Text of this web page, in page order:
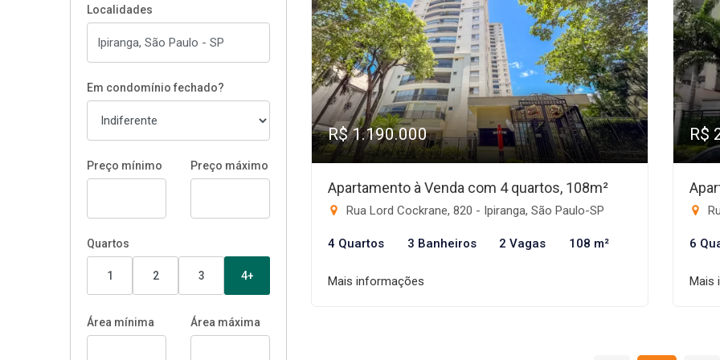
Localidades
Em condomínio fechado?
Preço mínimo Preço máximo
Quartos
1 2 3 4+
Área mínima Área máxima
R$ 1.190.000
Apartamento à Venda com 4 quartos, 108m²
Rua Lord Cockrane, 820 - Ipiranga, São Paulo-SP
4 Quartos 3 Banheiros 2 Vagas 108 m²
Mais informações
R$
6
Mais